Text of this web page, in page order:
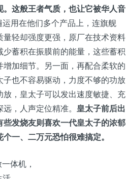
这般王者气质，也让它被华人音
用在他们多个产品上，连旗舰
轻却强度更强，原厂在技术资料
蓄积在振膜前的能量，这些蓄积
加细节。另一面，再配合柔软的
也不容易驱动，力度不够的功放
，皇太子可以发出速度敏捷、充
，人声定位精准。 皇太子前后出
发烧友则喜欢一代皇太子的浓郁
一、二万元恐怕很难搞定。